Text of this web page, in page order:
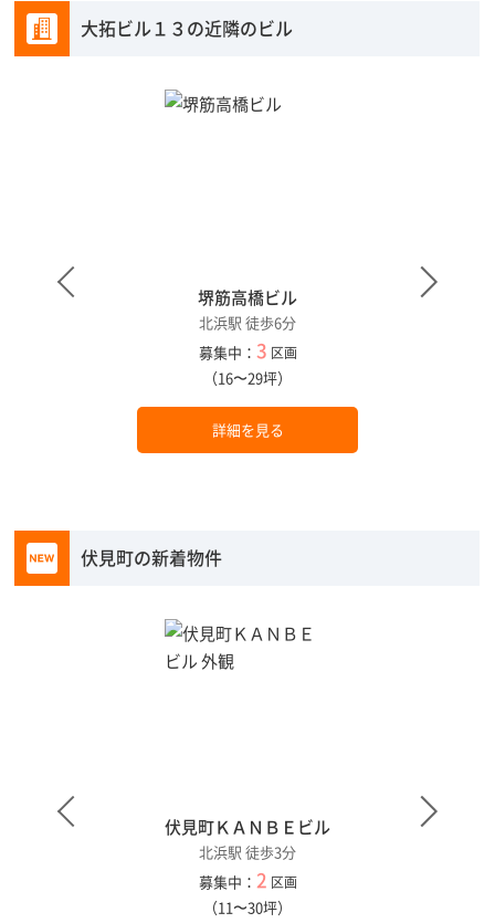
大拓ビル１３の近隣のビル
堺筋高橋ビル
北浜駅 徒歩6分
募集中： 3 区画
（16〜29坪）
詳細を見る
伏見町の新着物件
伏見町ＫＡＮＢＥビル
北浜駅 徒歩3分
募集中： 2 区画
（11〜30坪）